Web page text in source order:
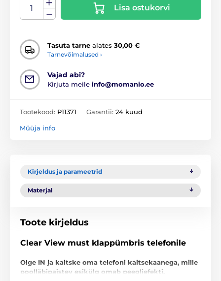
Lisa ostukorvi
Tasuta tarne alates 30,00 €
Tarnevõimalused ›
Vajad abi?
Kirjuta meile info@momanio.ee
Tootekood: P11371 Garantii: 24 kuud
Müüja info
Kirjeldus ja parameetrid
Materjal
Toote kirjeldus
Clear View must klappümbris telefonile
Olge IN ja kaitske oma telefoni kaitsekaanega, mille
poolläbipaistev esikülg omab peegliefekti.